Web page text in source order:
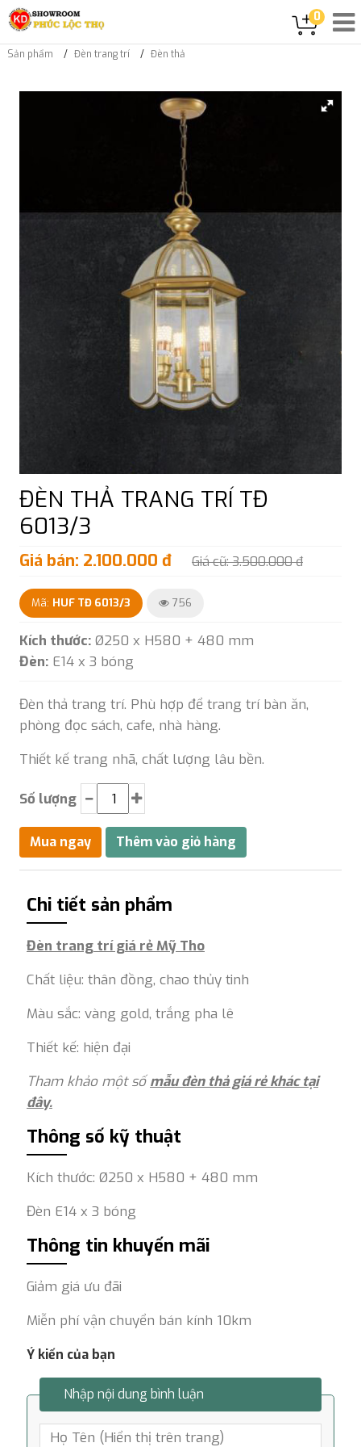
0
Sản phẩm Đèn trang trí Đèn thả
ĐÈN THẢ TRANG TRÍ TĐ
6013/3
Giá bán: 2.100.000 đ Giá cũ: 3.500.000 đ
Mã: HUF TĐ 6013/3 756
Kích thước: Ø250 x H580 + 480 mm
Đèn: E14 x 3 bóng
Đèn thả trang trí. Phù hợp để trang trí bàn ăn,
phòng đọc sách, cafe, nhà hàng.
Thiết kế trang nhã, chất lượng lâu bền.
Số lượng
Chi tiết sản phẩm
Đèn trang trí giá rẻ Mỹ Tho
Chất liệu: thân đồng, chao thủy tinh
Màu sắc: vàng gold, trắng pha lê
Thiết kế: hiện đại
Tham khảo một sốmẫu đèn thả giá rẻ khác tại
đây.
Thông số kỹ thuật
Kích thước: Ø250 x H580 + 480 mm
Đèn E14 x 3 bóng
Thông tin khuyến mãi
Giảm giá ưu đãi
Miễn phí vận chuyển bán kính 10km
Ý kiến của bạn
Nhập nội dung bình luận